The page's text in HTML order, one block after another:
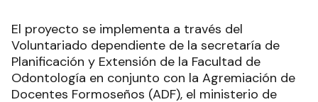
El proyecto se implementa a través del
Voluntariado dependiente de la secretaría de
Planificación y Extensión de la Facultad de
Odontología en conjunto con la Agremiación de
Docentes Formoseños (ADF), el ministerio de